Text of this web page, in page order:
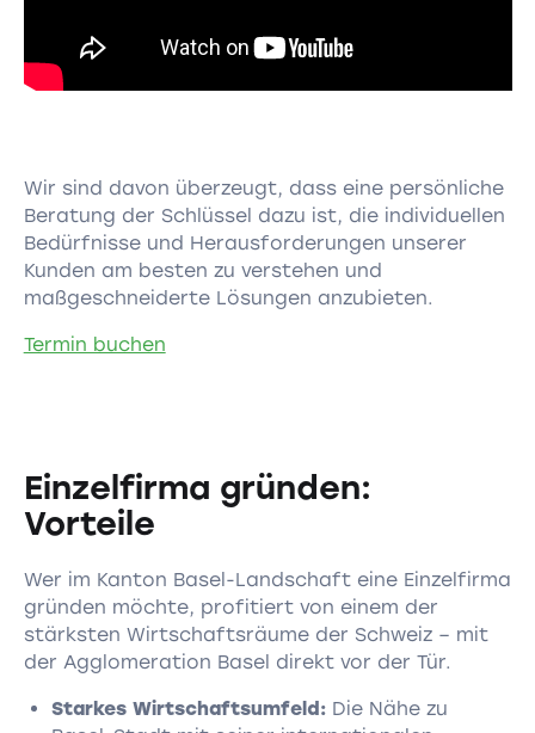
Wir sind davon überzeugt, dass eine persönliche
Beratung der Schlüssel dazu ist, die individuellen
Bedürfnisse und Herausforderungen unserer
Kunden am besten zu verstehen und
maßgeschneiderte Lösungen anzubieten.
Termin buchen
Einzelfirma gründen:
Vorteile
Wer im Kanton Basel-Landschaft eine Einzelfirma
gründen möchte, profitiert von einem der
stärksten Wirtschaftsräume der Schweiz – mit
der Agglomeration Basel direkt vor der Tür.
Starkes Wirtschaftsumfeld: Die Nähe zu